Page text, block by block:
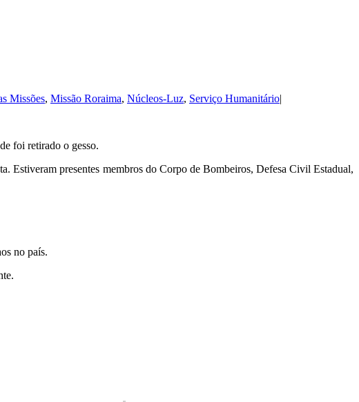
Missões, Missão Roraima, Núcleos-Luz, Serviço Humanitário|
foi retirado o gesso.
Estiveram presentes membros do Corpo de Bombeiros, Defesa Civil Estadual,
no país.